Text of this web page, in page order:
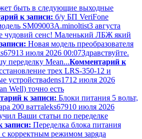
быть в следующие выходные
к записи: б/у БП VeriFone
SM09003A.minoltist3 августа
чудовий сенс! Маленький ЛБЖ який
Новая модель преобразователя
13 июля 2026 00:07Здравствуйте.
переделку Mean...Комментарий к
трех LRS-350-12 и
устройстваdens1712 июля 2026
Well) точно есть
к записи: Блоки питания 5 вольт,
200 ваттaleks67910 июля 2026
Ваши статьи по переделке
записи: Переделка блока питания
с корректным режимом заряда